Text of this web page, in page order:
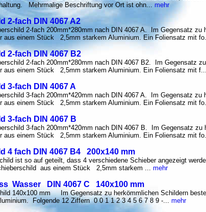
Mehrmalige Beschriftung vor Ort ist ohn... mehr
2-fach DIN 4067 A2
2-fach 200mm*280mm nach DIN 4067 A. Im Gegensatz zu
aus einem Stück 2,5mm starkem Aluminium. Ein Foliensatz mit
2-fach DIN 4067 B2
2-fach 200mm*280mm nach DIN 4067 B2. Im Gegensatz
aus einem Stück 2,5mm starkem Aluminium. Ein Foliensatz mit f...
3-fach DIN 4067 A
3-fach 200mm*420mm nach DIN 4067 A. Im Gegensatz zu
aus einem Stück 2,5mm starkem Aluminium. Ein Foliensatz mit
3-fach DIN 4067 B
3-fach 200mm*420mm nach DIN 4067 B. Im Gegensatz zu
aus einem Stück 2,5mm starkem Aluminium. Ein Foliensatz mit
4 fach DIN 4067 B4 200x140 mm
ist so auf geteilt, dass 4 verschiedene Schieber angezeigt
aus einem Stück 2,5mm starkem ... mehr
Wasser DIN 4067 C 140x100 mm
140x100 mm Im Gegensatz zu herkömmlichen Schildern
Folgende 12 Ziffern 0 0 1 1 2 3 4 5 6 7 8 9 -... mehr